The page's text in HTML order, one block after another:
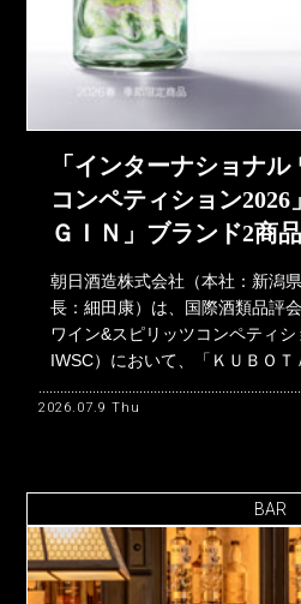
「インターナショナ
コンペティション
ＧＩＮ」ブランド2商
朝日酒造株式会社（本社：新潟
長：細田康）は、国際酒類品評
ワイン&スピリッツコンペティ
IWSC）において、「ＫＵＢＯＴ
2026.07.9 Thu
BAR